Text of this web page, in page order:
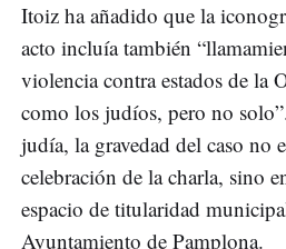
Itoiz ha añadido que la
acto incluía también
violencia contra estados de la
como los judíos, pero no
judía, la gravedad del caso no
celebración de la charla, sino
espacio de titularidad
Ayuntamiento de Pamplona.